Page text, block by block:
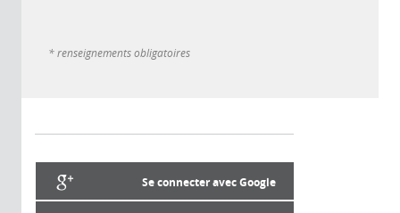
* renseignements obligatoires
Se connecter avec Google